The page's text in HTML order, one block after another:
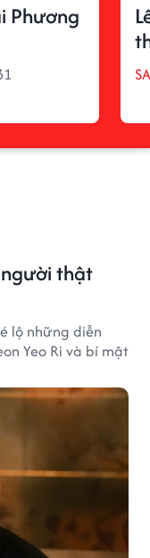
Phương
thật
lộ những diễn
Yeo Ri và bí mật